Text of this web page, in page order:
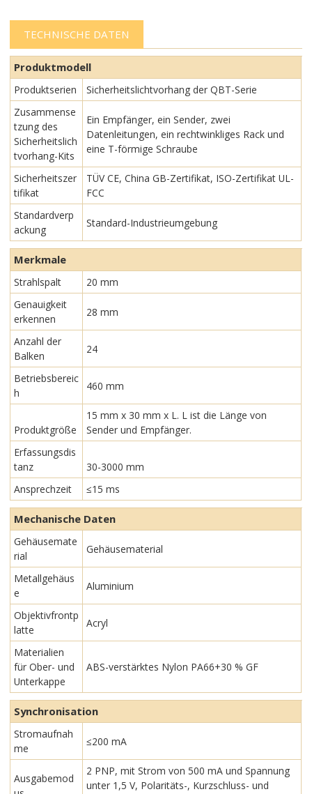
TECHNISCHE DATEN
Produktmodell
Produktserien
Sicherheitslichtvorhang der QBT-Serie
Zusammense
tzung des
Sicherheitslich
tvorhang-Kits
Ein Empfänger, ein Sender, zwei
Datenleitungen, ein rechtwinkliges Rack und
eine T-förmige Schraube
Sicherheitszer
tifikat
TÜV CE, China GB-Zertifikat, ISO-Zertifikat UL-
FCC
Standardverp
ackung
Standard-Industrieumgebung
Merkmale
Strahlspalt
20 mm
Genauigkeit
erkennen
28 mm
Anzahl der
Balken
24
Betriebsbereic
h
460 mm
Produktgröße
15 mm x 30 mm x L. L ist die Länge von
Sender und Empfänger.
Erfassungsdis
tanz
30-3000 mm
Ansprechzeit
≤15 ms
Mechanische Daten
Gehäusemate
rial
Gehäusematerial
Metallgehäus
e
Aluminium
Objektivfrontp
latte
Acryl
Materialien
für Ober- und
Unterkappe
ABS-verstärktes Nylon PA66+30 % GF
Synchronisation
Stromaufnah
me
≤200 mA
Ausgabemod
2 PNP, mit Strom von 500 mA und Spannung
unter 1,5 V, Polaritäts-, Kurzschluss- und